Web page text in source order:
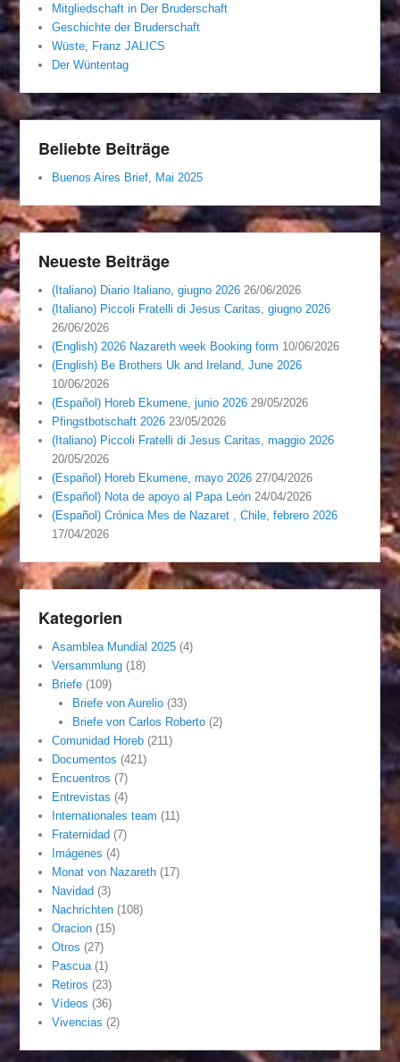
Mitgliedschaft in Der Bruderschaft
Geschichte der Bruderschaft
Wüste, Franz JALICS
Der Wüntentag
Beliebte Beiträge
Buenos Aires Brief, Mai 2025
Neueste Beiträge
(Italiano) Diario Italiano, giugno 2026 26/06/2026
(Italiano) Piccoli Fratelli di Jesus Caritas, giugno 2026
26/06/2026
(English) 2026 Nazareth week Booking form 10/06/2026
(English) Be Brothers Uk and Ireland, June 2026
10/06/2026
(Español) Horeb Ekumene, junio 2026 29/05/2026
Pfingstbotschaft 2026 23/05/2026
(Italiano) Piccoli Fratelli di Jesus Caritas, maggio 2026
20/05/2026
(Español) Horeb Ekumene, mayo 2026 27/04/2026
(Español) Nota de apoyo al Papa León 24/04/2026
(Español) Crónica Mes de Nazaret , Chile, febrero 2026
17/04/2026
Kategorien
Asamblea Mundial 2025 (4)
Versammlung (18)
Briefe (109)
Briefe von Aurelio(33)
Briefe von Carlos Roberto(2)
Comunidad Horeb (211)
Documentos (421)
Encuentros (7)
Entrevistas (4)
Internationales team (11)
Fraternidad (7)
Imágenes (4)
Monat von Nazareth (17)
Navidad (3)
Nachrichten (108)
Oracion (15)
Otros (27)
Pascua (1)
Retiros (23)
Vídeos (36)
Vivencias (2)